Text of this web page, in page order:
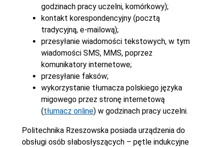
godzinach pracy uczelni, komórkowy);
kontakt korespondencyjny (pocztą
tradycyjną, e-mailową);
przesyłanie wiadomości tekstowych, w tym
wiadomości SMS, MMS, poprzez
komunikatory internetowe;
przesyłanie faksów;
wykorzystanie tłumacza polskiego języka
migowego przez stronę internetową
(tłumacz online) w godzinach pracy uczelni.
Politechnika Rzeszowska posiada urządzenia do
obsługi osób słabosłyszących – pętle indukcyjne